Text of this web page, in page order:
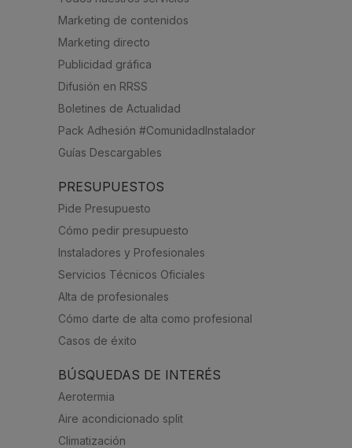
Marketing de contenidos
Marketing directo
Publicidad gráfica
Difusión en RRSS
Boletines de Actualidad
Pack Adhesión #ComunidadInstalador
Guías Descargables
PRESUPUESTOS
Pide Presupuesto
Cómo pedir presupuesto
Instaladores y Profesionales
Servicios Técnicos Oficiales
Alta de profesionales
Cómo darte de alta como profesional
Casos de éxito
BÚSQUEDAS DE INTERÉS
Aerotermia
Aire acondicionado split
Climatización